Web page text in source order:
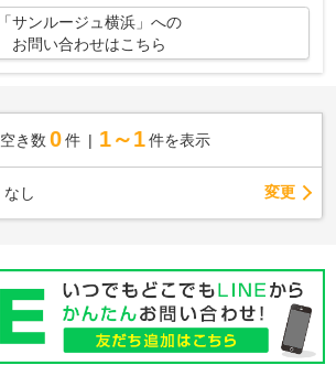
「サンルージュ横浜」への
お問い合わせはこちら
空き数 0 件 1～1 件を表示
なし 変更